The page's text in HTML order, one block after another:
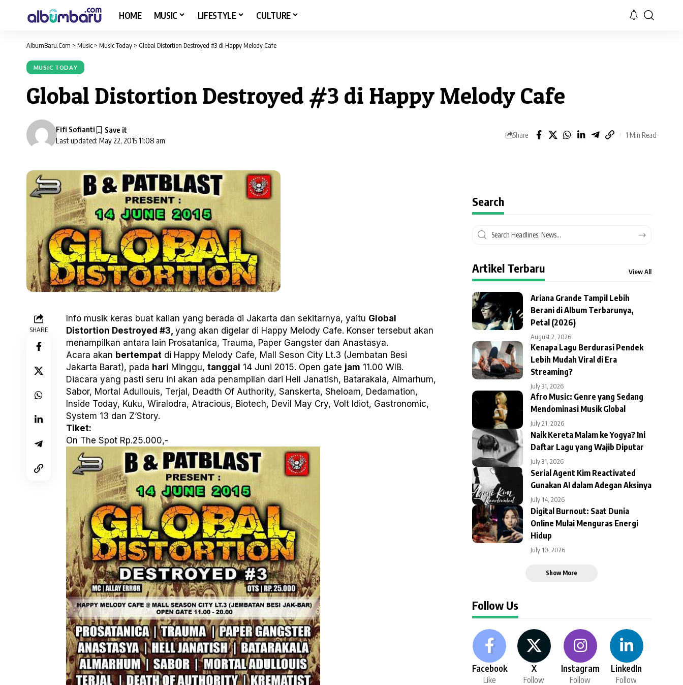
HOME MUSIC LIFESTYLE CULTURE
AlbumBaru.Com > Music > Music Today > Global Distortion Destroyed #3 di Happy Melody Cafe
MUSIC TODAY
Global Distortion Destroyed #3 di Happy Melody Cafe
Last updated: May 22, 2015 11:08 am
Fifi Sofianti
Share 1 Min Read
SHARE
Info musik keras buat kalian yang berada di Jakarta dan sekitarnya, yaitu Global
Distortion Destroyed #3, yang akan digelar di Happy Melody Cafe. Konser tersebut akan
menampilkan antara lain Prosatanica, Trauma, Paper Gangster dan Anastasya.
Acara akan bertempat di Happy Melody Cafe, Mall Seson City Lt.3 (Jembatan Besi
Jakarta Barat), pada hari Minggu, tanggal 14 Juni 2015. Open gate jam 11.00 WIB.
Diacara yang pasti seru ini akan ada penampilan dari Hell Janatish, Batarakala, Almarhum,
Sabor, Mortal Adullouis, Terjal, Deadth Of Authority, Sanskerta, Sheloam, Dedamation,
Inside Today, Kuku, Wiralodra, Atracious, Biotech, Devil May Cry, Volt Idiot, Gastronomic,
System 13 dan Z’Story.
Tiket:
On The Spot Rp.25.000,-
Search
Artikel Terbaru View All
Ariana Grande Tampil Lebih
Berani di Album Terbarunya,
Petal (2026)
August 2, 2026
Kenapa Lagu Berdurasi Pendek
Lebih Mudah Viral di Era
Streaming?
July 31, 2026
Afro Music: Genre yang Sedang
Mendominasi Musik Global
July 21, 2026
Naik Kereta Malam ke Yogya? Ini
Daftar Lagu yang Wajib Diputar
July 31, 2026
Serial Agent Kim Reactivated
Gunakan AI dalam Adegan Aksinya
July 14, 2026
Digital Burnout: Saat Dunia
Online Mulai Menguras Energi
Hidup
July 10, 2026
Show More
Follow Us
Facebook
Like
X
Follow
Instagram
Follow
LinkedIn
Follow